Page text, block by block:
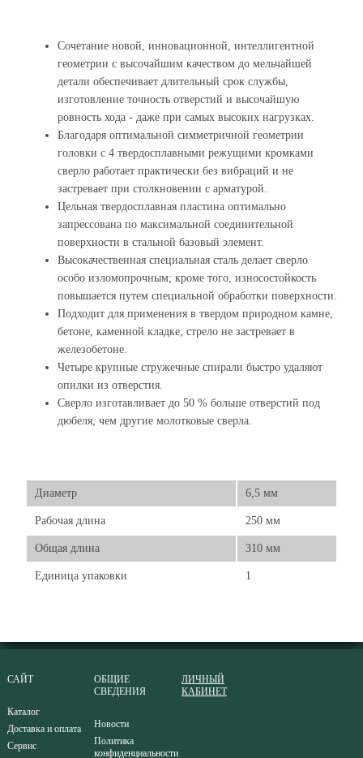
Сочетание новой, инновационной, интеллигентной
геометрии с высочайшим качеством до мельчайшей
детали обеспечивает длительный срок службы,
изготовление точность отверстий и высочайшую
ровность хода - даже при самых высоких нагрузках.
Благодаря оптимальной симметричной геометрии
головки с 4 твердосплавными режущими кромками
сверло работает практически без вибраций и не
застревает при столкновении с арматурой.
Цельная твердосплавная пластина оптимально
запрессована по максимальной соединительной
поверхности в стальной базовый элемент.
Высокачественная специальная сталь делает сверло
особо изломопрочным; кроме того, износостойкость
повышается путем специальной обработки поверхности.
Подходит для применения в твердом природном камне,
бетоне, каменной кладке; стрело не застревает в
железобетоне.
Четыре крупные стружечные спирали быстро удаляют
опилки из отверстия.
Сверло изготавливает до 50 % больше отверстий под
дюбеля, чем другие молотковые сверла.
Диаметр 6,5 мм
Рабочая длина 250 мм
Общая длина 310 мм
Единица упаковки 1
САЙТ
Каталог
Доставка и оплата
Сервис
ОБЩИЕ
СВЕДЕНИЯ
Новости
Политика
конфиденциальности
ЛИЧНЫЙ
КАБИНЕТ